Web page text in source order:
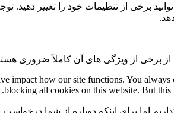
برخی از تنظیمات خود را تغییر
برخی از ویژگی های آن کاملاً ضروری
impact how our site functions. You
blocking all cookies on this website. But
اما برای اینکه دوباره از شما